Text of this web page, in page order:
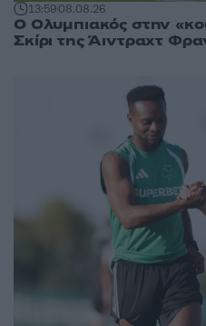
13:5908.08.26
Ο Ολυμπιακός στην
Σκίρι της Άιντραχτ